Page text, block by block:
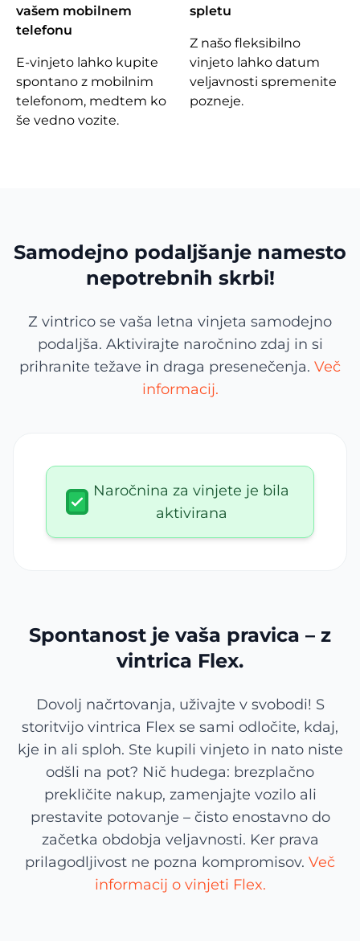
vašem mobilnem
telefonu
E-vinjeto lahko kupite
spontano z mobilnim
telefonom, medtem ko
še vedno vozite.
spletu
Z našo fleksibilno
vinjeto lahko datum
veljavnosti spremenite
pozneje.
Samodejno podaljšanje namesto
nepotrebnih skrbi!
Z vintrico se vaša letna vinjeta samodejno
podaljša. Aktivirajte naročnino zdaj in si
prihranite težave in draga presenečenja. Več
informacij.
Naročnina za vinjete je bila
aktivirana
Spontanost je vaša pravica – z
vintrica Flex.
Dovolj načrtovanja, uživajte v svobodi! S
storitvijo vintrica Flex se sami odločite, kdaj,
kje in ali sploh. Ste kupili vinjeto in nato niste
odšli na pot? Nič hudega: brezplačno
prekličite nakup, zamenjajte vozilo ali
prestavite potovanje – čisto enostavno do
začetka obdobja veljavnosti. Ker prava
prilagodljivost ne pozna kompromisov. Več
informacij o vinjeti Flex.